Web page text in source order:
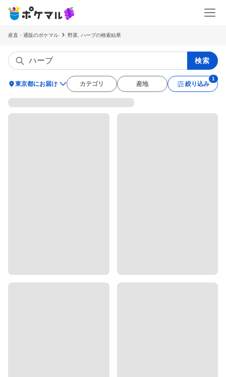
産直・通販のポケマル 野菜, ハーブの検索結果
検索
location_on東京都にお届け カテゴリ 産地 絞り込み